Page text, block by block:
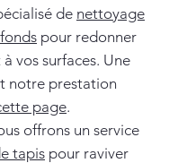
de nettoyage
pour redonner
vos surfaces. Une
notre prestation
page.
offrons un service
tapis pour raviver